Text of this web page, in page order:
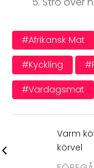
#afrikansk Mat
#kyckling
#vardagsmat
Varm
körvel